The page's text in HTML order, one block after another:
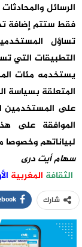
الرسائل
فقط ستتم إضافة
تساؤل
التطبيقات التي
يستخدمه مئات
المتعلقة
على المستخدمين
الموافقة على
لبياناتهم
سهام أيت درى
الثقافة المغربية
شارك